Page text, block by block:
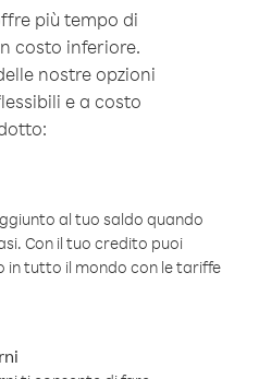
più tempo di
costo inferiore.
nostre opzioni
e a costo
al tuo saldo quando
Con il tuo credito puoi
in tutto il mondo con le tariffe